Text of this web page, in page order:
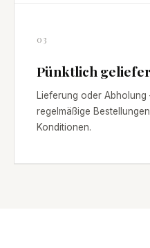
03
Pünktlich
Lieferung oder Abholung
regelmäßige
Konditionen.